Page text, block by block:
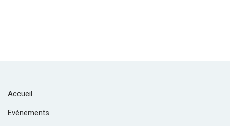
Accueil
Evénements